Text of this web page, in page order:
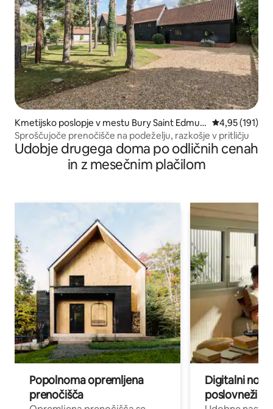
Kmetijsko poslopje v mestu Bury Saint Edmun
ds
Povprečna
4,95 (191)
Sproščujoče prenočišče na podeželju, razkošje v pritličju
Udobje drugega doma po odličnih cenah
in z mesečnim plačilom
Popolnoma opremljena
prenočišča
Digitalni
poslovneži